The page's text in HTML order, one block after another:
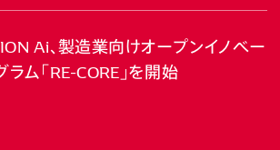
Ai、製造業向けオープンイノベー
ム「RE-CORE」を開始